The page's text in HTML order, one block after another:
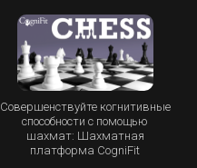
Совершенствуйте когнитивные
способности с помощью
шахмат: Шахматная
платформа CogniFit